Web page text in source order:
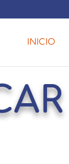
INICIO